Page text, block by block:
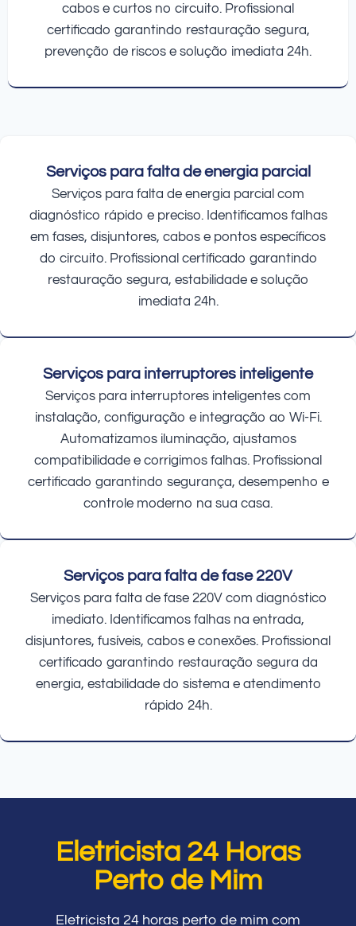
cabos e curtos no circuito. Profissional
certificado garantindo restauração segura,
prevenção de riscos e solução imediata 24h.
Serviços para falta de energia parcial
Serviços para falta de energia parcial com
diagnóstico rápido e preciso. Identificamos falhas
em fases, disjuntores, cabos e pontos específicos
do circuito. Profissional certificado garantindo
restauração segura, estabilidade e solução
imediata 24h.
Serviços para interruptores inteligente
Serviços para interruptores inteligentes com
instalação, configuração e integração ao Wi-Fi.
Automatizamos iluminação, ajustamos
compatibilidade e corrigimos falhas. Profissional
certificado garantindo segurança, desempenho e
controle moderno na sua casa.
Serviços para falta de fase 220V
Serviços para falta de fase 220V com diagnóstico
imediato. Identificamos falhas na entrada,
disjuntores, fusíveis, cabos e conexões. Profissional
certificado garantindo restauração segura da
energia, estabilidade do sistema e atendimento
rápido 24h.
Eletricista 24 Horas
Perto de Mim
Eletricista 24 horas perto de mim com